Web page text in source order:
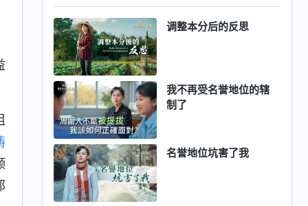
调整本分后的反思
我不再受名誉地位的辖
制了
名誉地位坑害了我